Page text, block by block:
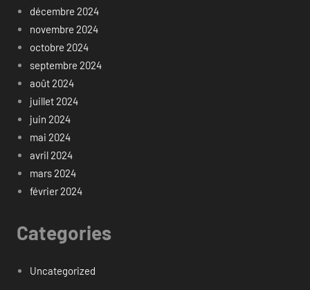
décembre 2024
novembre 2024
octobre 2024
septembre 2024
août 2024
juillet 2024
juin 2024
mai 2024
avril 2024
mars 2024
février 2024
Categories
Uncategorized